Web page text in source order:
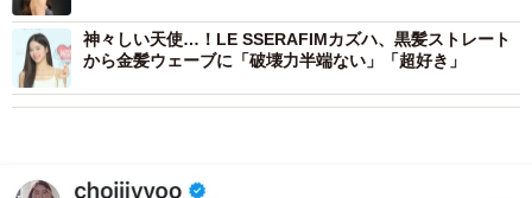
神々しい天使…！LE SSERAFIMカズハ、黒髪ストレート
から金髪ウェーブに「破壊力半端ない」「超好き」